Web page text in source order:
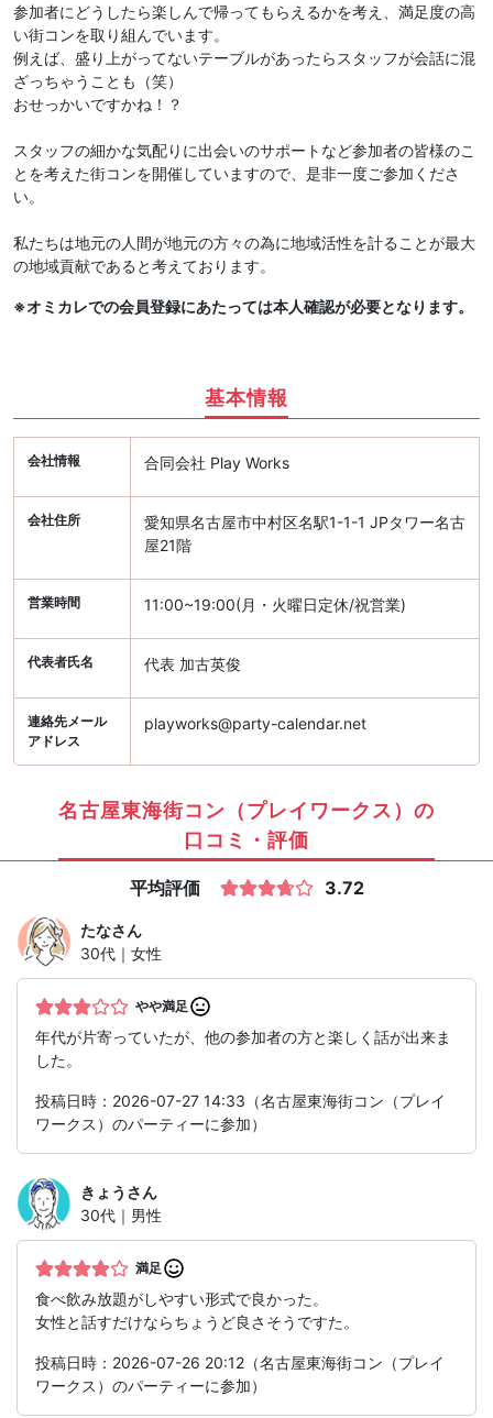
参加者にどうしたら楽しんで帰ってもらえるかを考え、満足度の高
い街コンを取り組んでいます。
例えば、盛り上がってないテーブルがあったらスタッフが会話に混
ざっちゃうことも（笑）
おせっかいですかね！？
スタッフの細かな気配りに出会いのサポートなど参加者の皆様のこ
とを考えた街コンを開催していますので、是非一度ご参加くださ
い。
私たちは地元の人間が地元の方々の為に地域活性を計ることが最大
の地域貢献であると考えております。
※オミカレでの会員登録にあたっては本人確認が必要となります。
基本情報
会社情報 合同会社 Play Works
会社住所
愛知県名古屋市中村区名駅1-1-1 JPタワー名古
屋21階
営業時間 11:00~19:00(月・火曜日定休/祝営業)
代表者氏名 代表 加古英俊
連絡先メール
アドレス
playworks@party-calendar.net
名古屋東海街コン（プレイワークス）の
口コミ・評価
平均評価 3.72
たなさん
30代｜女性
やや満足
年代が片寄っていたが、他の参加者の方と楽しく話が出来ま
した。
投稿日時：2026-07-27 14:33（名古屋東海街コン（プレイ
ワークス）のパーティーに参加）
きょう さん
30代｜男性
満足
食べ飲み放題がしやすい形式で良かった。
女性と話すだけならちょうど良さそうですた。
投稿日時：2026-07-26 20:12（名古屋東海街コン（プレイ
ワークス）のパーティーに参加）